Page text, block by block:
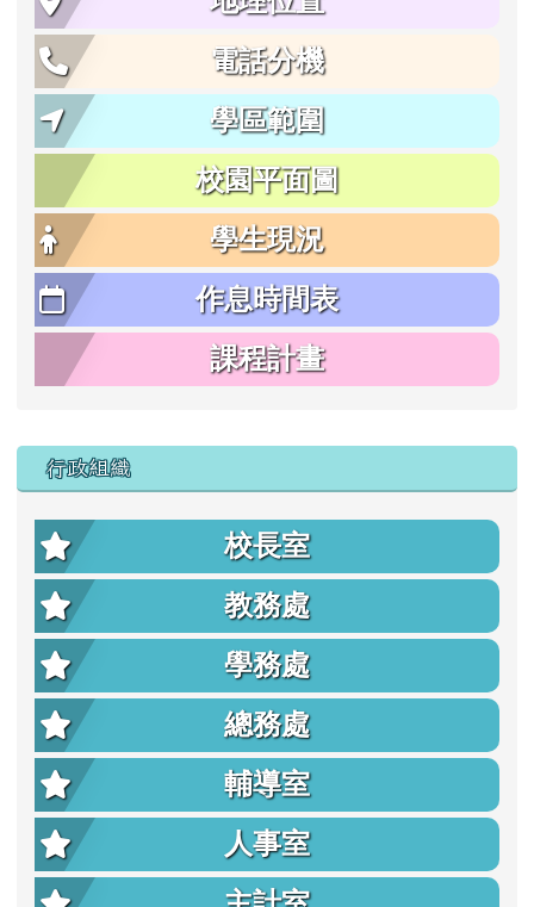
電話分機
學區範圍
校園平面圖
學生現況
作息時間表
課程計畫
行政組織
校長室
教務處
學務處
總務處
輔導室
人事室